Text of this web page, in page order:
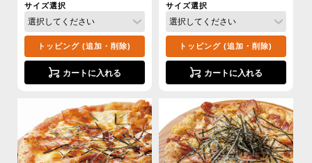
サイズ選択
トッピング (追加・削除)
カートに入れる
サイズ選択
トッピング (追加・削除)
カートに入れる